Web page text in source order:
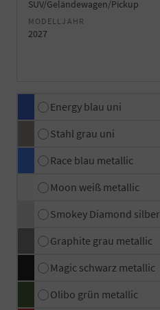
SUV/Geländewagen/Pickup
MODELLJAHR
2027
Energy blau uni
Stahl grau uni
Race blau metallic
Moon weiß metallic
Smokey Diamond
Graphite grau metallic
Magic schwarz metallic
Olibo grün metallic